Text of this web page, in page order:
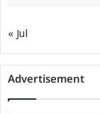
« Jul
Advertisement